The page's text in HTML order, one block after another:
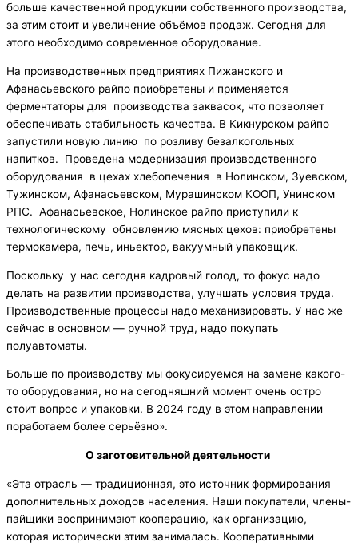
больше качественной продукции собственного производства,
за этим стоит и увеличение объёмов продаж. Сегодня для
этого необходимо современное оборудование.
На производственных предприятиях Пижанского и
Афанасьевского райпо приобретены и применяется
ферментаторы для производства заквасок, что позволяет
обеспечивать стабильность качества. В Кикнурском райпо
запустили новую линию по розливу безалкогольных
напитков. Проведена модернизация производственного
оборудования в цехах хлебопечения в Нолинском, Зуевском,
Тужинском, Афанасьевском, Мурашинском КООП, Унинском
РПС. Афанасьевское, Нолинское райпо приступили к
технологическому обновлению мясных цехов: приобретены
термокамера, печь, иньектор, вакуумный упаковщик.
Поскольку у нас сегодня кадровый голод, то фокус надо
делать на развитии производства, улучшать условия труда.
Производственные процессы надо механизировать. У нас же
сейчас в основном — ручной труд, надо покупать
полуавтоматы.
Больше по производству мы фокусируемся на замене какого-
то оборудования, но на сегодняшний момент очень остро
стоит вопрос и упаковки. В 2024 году в этом направлении
поработаем более серьёзно».
О заготовительнойдеятельности
«Эта отрасль — традиционная, это источник формирования
дополнительных доходов населения. Наши покупатели, члены-
пайщики воспринимают кооперацию, как организацию,
которая исторически этим занималась. Кооперативными